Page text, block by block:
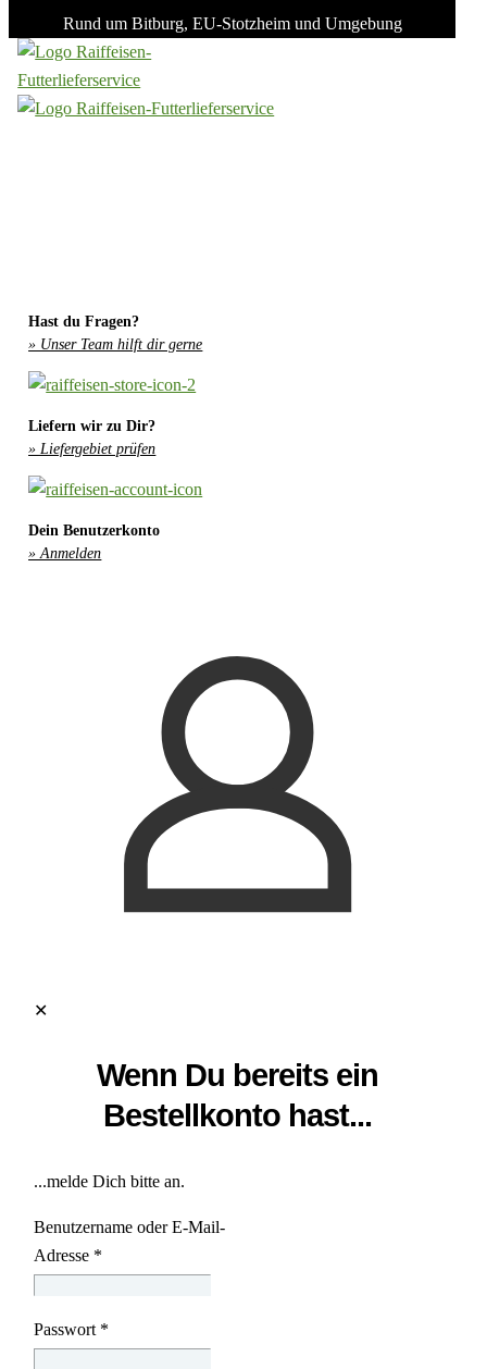
Rund um Bitburg, EU-Stotzheim und Umgebung
Hast du Fragen?
» Unser Team hilft dir gerne
Liefern wir zu Dir?
» Liefergebiet prüfen
Dein Benutzerkonto
» Anmelden
✕
Wenn Du bereits ein
Bestellkonto hast...
...melde Dich bitte an.
Benutzername oder E-Mail-
Adresse *
Passwort *